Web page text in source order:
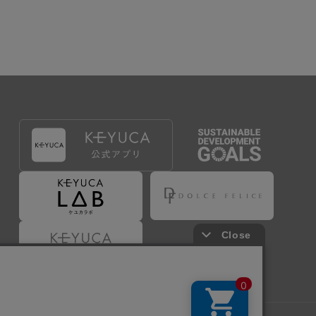
ることで登録することが出来ます。
判断した場合は、弊社は、その登録を取り消す
事前に通知することなく一旦なされた登録を取